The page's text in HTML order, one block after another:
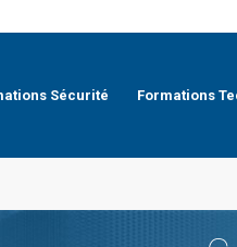
Sécurité Formations